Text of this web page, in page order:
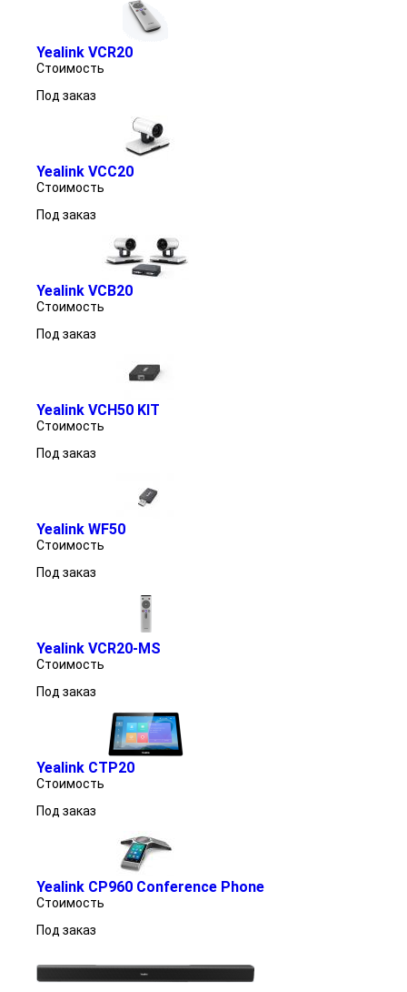
Yealink VCR20
Стоимость
Под заказ
Yealink VCC20
Стоимость
Под заказ
Yealink VCB20
Стоимость
Под заказ
Yealink VCH50 KIT
Стоимость
Под заказ
Yealink WF50
Стоимость
Под заказ
Yealink VCR20-MS
Стоимость
Под заказ
Yealink CTP20
Стоимость
Под заказ
Yealink CP960 Conference Phone
Стоимость
Под заказ